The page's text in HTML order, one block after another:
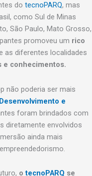
do tecnoPARQ, mas
como Sul de Minas
São Paulo, Mato Grosso,
promoveu um rico
as diferentes localidades
e conhecimentos.
não poderia ser mais
e
foram brindados com
diretamente envolvidos
ainda mais
o tecnoPARQ se